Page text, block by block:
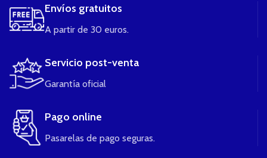
Envíos gratuitos
A partir de 30 euros.
Servicio post-venta
Garantía oficial
Pago online
Pasarelas de pago seguras.